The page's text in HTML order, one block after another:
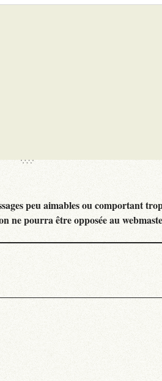
peu aimables ou comportant
pourra être opposée au